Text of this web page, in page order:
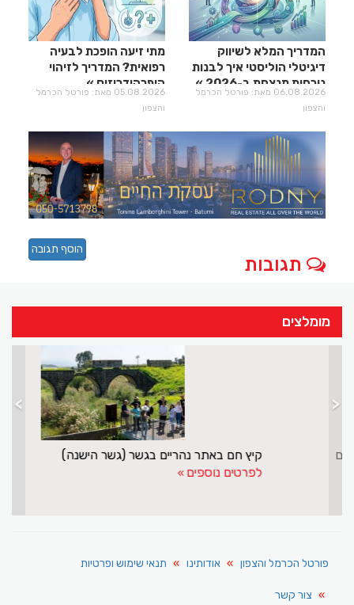
המדריך המלא לשיווק
דיגיטלי הוליסטי איך לבנות
נוכחות מנצחת ב-2026
06.08.2026 מאת: פורטל הכרמל
והצפון
מתי זיעה הופכת לבעיה
רפואית? המדריך לזיהוי
היפרהידרוזיס
05.08.2026 מאת: פורטל הכרמל
והצפון
תגובות
הוסף תגובה
מומלצים
מנסור אשקר עושה שליחות חשובה לישראל ולדרוזים
לפרטים נוספים
> <
פורטל הכרמל והצפון אודותינו תנאי שימוש ופרטיות
צור קשר